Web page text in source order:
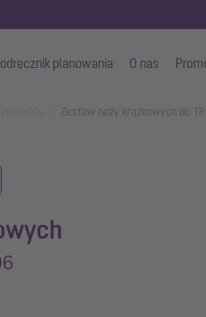
planowania O nas
Zestaw noży krążkowych do